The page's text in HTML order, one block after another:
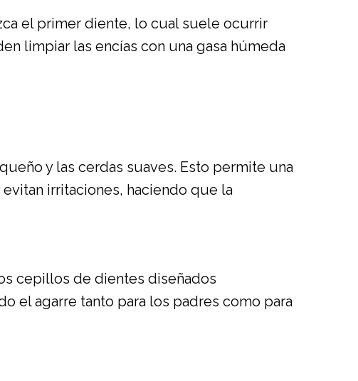
el primer diente, lo cual suele ocurrir
limpiar las encías con una gasa húmeda
y las cerdas suaves. Esto permite una
irritaciones, haciendo que la
cepillos de dientes diseñados
el agarre tanto para los padres como para